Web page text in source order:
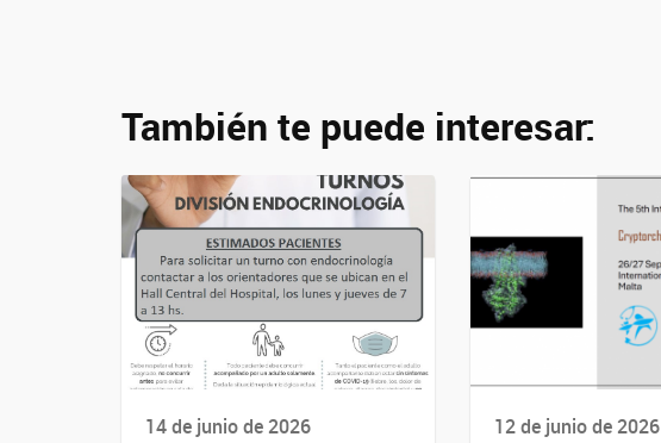
También te puede interesar:
14 de junio de 2026 12 de junio de 2026